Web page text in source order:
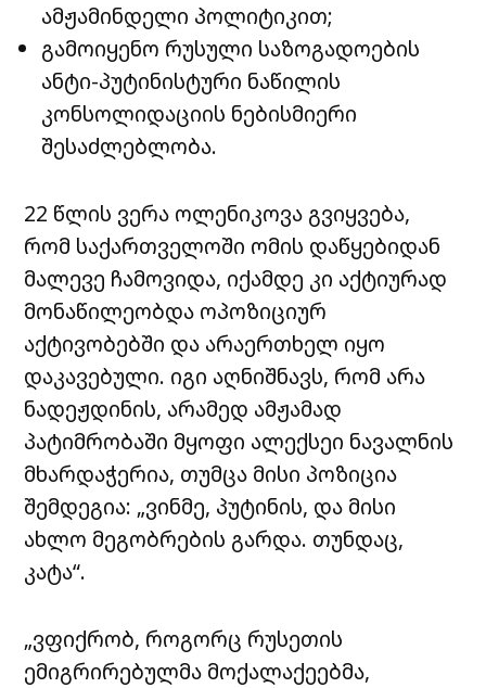
ამჟამინდელი პოლიტიკით;
გამოიყენო რუსული საზოგადოების
ანტი-პუტინისტური ნაწილის
კონსოლიდაციის ნებისმიერი
შესაძლებლობა.
22 წლის ვერა ოლენიკოვა გვიყვება,
რომ საქართველოში ომის დაწყებიდან
მალევე ჩამოვიდა, იქამდე კი აქტიურად
მონაწილეობდა ოპოზიციურ
აქტივობებში და არაერთხელ იყო
დაკავებული. იგი აღნიშნავს, რომ არა
ნადეჟდინის, არამედ ამჟამად
პატიმრობაში მყოფი ალექსეი ნავალნის
მხარდაჭერია, თუმცა მისი პოზიცია
შემდეგია: „ვინმე, პუტინის, და მისი
ახლო მეგობრების გარდა. თუნდაც,
კატა“.
„ვფიქრობ, როგორც რუსეთის
ემიგრირებულმა მოქალაქეებმა,